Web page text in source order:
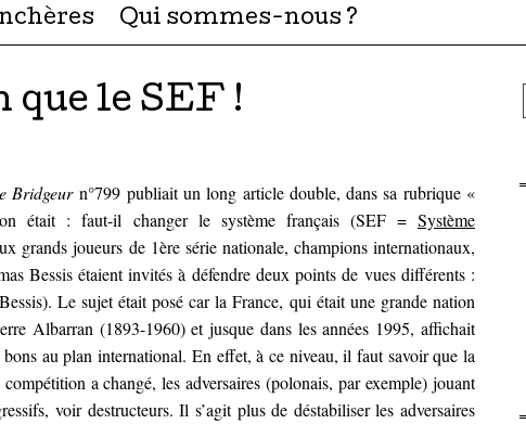
Qui sommes-nous ?
que le SEF !
Bridgeurn°799 publiait un long article double, dans sa rubrique «
était : faut-il changer le système français (SEF = Système
grands joueurs de 1ère série nationale, champions internationaux,
Bessis étaient invités à défendre deux points de vues différents :
Le sujet était posé car la France, qui était une grande nation
Albarran (1893-1960) et jusque dans les années 1995, affichait
au plan international. En effet, à ce niveau, il faut savoir que la
a changé, les adversaires (polonais, par exemple) jouant
voir destructeurs. Il s’agit plus de déstabiliser les adversaires